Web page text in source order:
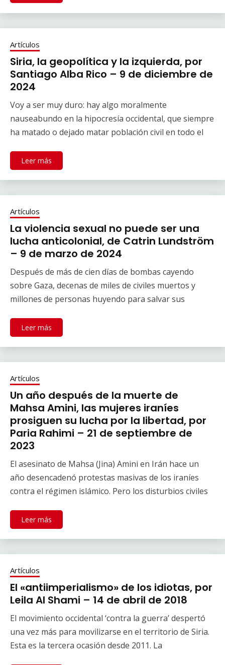
Artículos
Siria, la geopolítica y la izquierda, por
Santiago Alba Rico – 9 de diciembre de
2024
Voy a ser muy duro: hay algo moralmente
nauseabundo en la hipocresía occidental, que siempre
ha matado o dejado matar población civil en todo el
Leer más
Artículos
La violencia sexual no puede ser una
lucha anticolonial, de Catrin Lundström
– 9 de marzo de 2024
Después de más de cien días de bombas cayendo
sobre Gaza, decenas de miles de civiles muertos y
millones de personas huyendo para salvar sus
Leer más
Artículos
Un año después de la muerte de
Mahsa Amini, las mujeres iraníes
prosiguen su lucha por la libertad, por
Paria Rahimi – 21 de septiembre de
2023
El asesinato de Mahsa (Jina) Amini en Irán hace un
año desencadenó protestas masivas de los iraníes
contra el régimen islámico. Pero los disturbios civiles
Leer más
Artículos
El «antiimperialismo» de los idiotas, por
Leila Al Shami – 14 de abril de 2018
El movimiento occidental ‘contra la guerra’ despertó
una vez más para movilizarse en el territorio de Siria.
Esta es la tercera ocasión desde 2011. La